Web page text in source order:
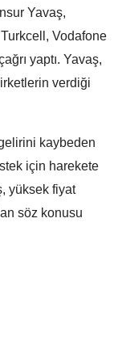
Yavaş,
Vodafone
yaptı. Yavaş,
verdiği
kaybeden
için harekete
yüksek fiyat
söz konusu